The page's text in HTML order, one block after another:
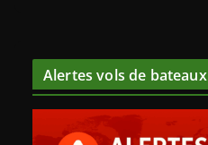
Alertes vols de bateaux